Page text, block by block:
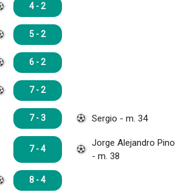
4 - 2
5 - 2
6 - 2
7 - 2
7 - 3 Sergio - m. 34
7 - 4
Jorge Alejandro Pino
- m. 38
8 - 4